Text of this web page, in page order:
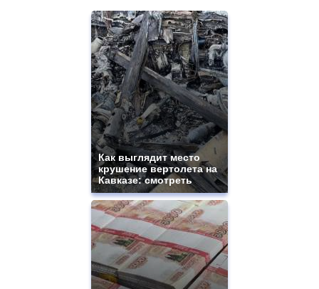
Как выглядит место
крушение вертолета на
Кавказе: смотреть